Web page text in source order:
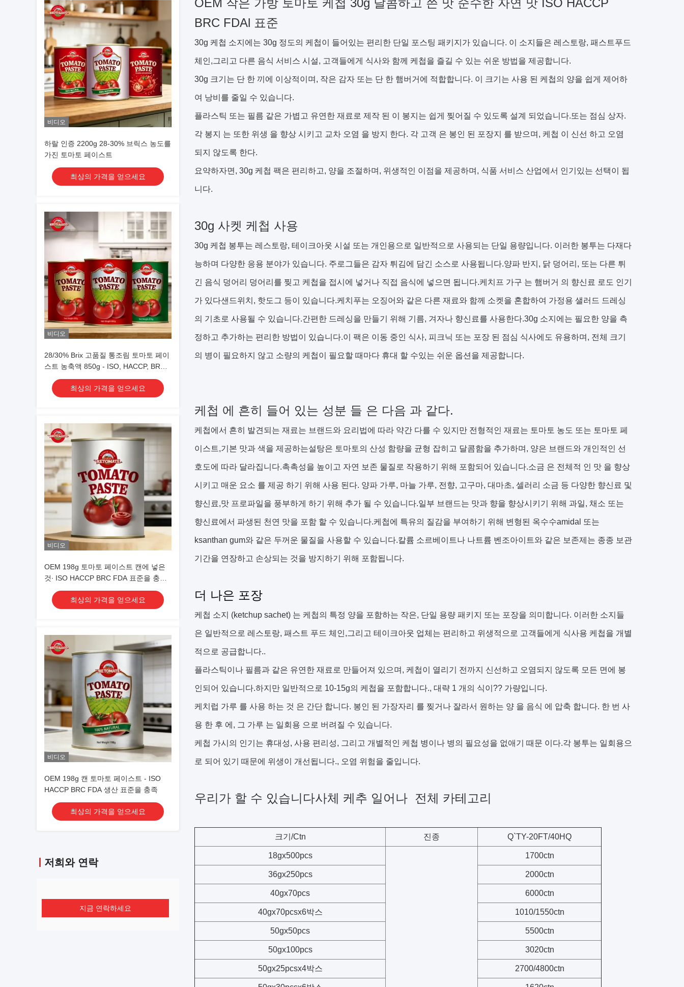
비디오
하랄 인증 2200g 28-30% 브릭스 농도를
가진 토마토 페이스트
최상의 가격을 얻으세요
비디오
28/30% Brix 고품질 통조림 토마토 페이
스트 농축액 850g - ISO, HACCP, BRC,
FDA 인증
최상의 가격을 얻으세요
비디오
OEM 198g 토마토 페이스트 캔에 넣은
것∙ ISO HACCP BRC FDA 표준을 충족
합니다
최상의 가격을 얻으세요
비디오
OEM 198g 캔 토마토 페이스트 - ISO
HACCP BRC FDA 생산 표준을 충족
최상의 가격을 얻으세요
저희와 연락
지금 연락하세요
OEM 작은 가방 토마토 케첩 30g 달콤하고 쓴 맛 순수한 자연 맛 ISO HACCP
BRC FDAl 표준
30g 케첩 소지에는 30g 정도의 케첩이 들어있는 편리한 단일 포스팅 패키지가 있습니다. 이 소지들은 레스토랑, 패스트푸드
체인,그리고 다른 음식 서비스 시설, 고객들에게 식사와 함께 케첩을 즐길 수 있는 쉬운 방법을 제공합니다.
30g 크기는 단 한 끼에 이상적이며, 작은 감자 또는 단 한 햄버거에 적합합니다. 이 크기는 사용 된 케첩의 양을 쉽게 제어하
여 낭비를 줄일 수 있습니다.
플라스틱 또는 필름 같은 가볍고 유연한 재료로 제작 된 이 봉지는 쉽게 찢어질 수 있도록 설계 되었습니다.또는 점심 상자.
각 봉지 는 또한 위생 을 향상 시키고 교차 오염 을 방지 한다. 각 고객 은 봉인 된 포장지 를 받으며, 케첩 이 신선 하고 오염
되지 않도록 한다.
요약하자면, 30g 케첩 팩은 편리하고, 양을 조절하며, 위생적인 이점을 제공하며, 식품 서비스 산업에서 인기있는 선택이 됩
니다.
30g 사켓 케첩 사용
30g 케첩 봉투는 레스토랑, 테이크아웃 시설 또는 개인용으로 일반적으로 사용되는 단일 용량입니다. 이러한 봉투는 다재다
능하며 다양한 응용 분야가 있습니다. 주로그들은 감자 튀김에 담긴 소스로 사용됩니다.양파 반지, 닭 덩어리, 또는 다른 튀
긴 음식 덩어리 덩어리를 찢고 케첩을 접시에 넣거나 직접 음식에 넣으면 됩니다.케치프 가구 는 햄버거 의 향신료 로도 인기
가 있다샌드위치, 핫도그 등이 있습니다.케치푸는 오징어와 같은 다른 재료와 함께 소켓을 혼합하여 가정용 샐러드 드레싱
의 기초로 사용될 수 있습니다.간편한 드레싱을 만들기 위해 기름, 겨자나 향신료를 사용한다.30g 소지에는 필요한 양을 측
정하고 추가하는 편리한 방법이 있습니다.이 팩은 이동 중인 식사, 피크닉 또는 포장 된 점심 식사에도 유용하며, 전체 크기
의 병이 필요하지 않고 소량의 케첩이 필요할 때마다 휴대 할 수있는 쉬운 옵션을 제공합니다.
케첩 에 흔히 들어 있는 성분 들 은 다음 과 같다.
케첩에서 흔히 발견되는 재료는 브랜드와 요리법에 따라 약간 다를 수 있지만 전형적인 재료는 토마토 농도 또는 토마토 페
이스트,기본 맛과 색을 제공하는설탕은 토마토의 산성 함량을 균형 잡히고 달콤함을 추가하며, 양은 브랜드와 개인적인 선
호도에 따라 달라집니다.촉촉성을 높이고 자연 보존 물질로 작용하기 위해 포함되어 있습니다.소금 은 전체적 인 맛 을 향상
시키고 매운 요소 를 제공 하기 위해 사용 된다. 양파 가루, 마늘 가루, 전향, 고구마, 대마초, 셀러리 소금 등 다양한 향신료 및
향신료,맛 프로파일을 풍부하게 하기 위해 추가 될 수 있습니다.일부 브랜드는 맛과 향을 향상시키기 위해 과일, 채소 또는
향신료에서 파생된 천연 맛을 포함 할 수 있습니다.케첩에 특유의 질감을 부여하기 위해 변형된 옥수수amidal 또는
ksanthan gum와 같은 두꺼운 물질을 사용할 수 있습니다.칼륨 소르베이트나 나트륨 벤조아이트와 같은 보존제는 종종 보관
기간을 연장하고 손상되는 것을 방지하기 위해 포함됩니다.
더 나은 포장
케첩 소지 (ketchup sachet) 는 케첩의 특정 양을 포함하는 작은, 단일 용량 패키지 또는 포장을 의미합니다. 이러한 소지들
은 일반적으로 레스토랑, 패스트 푸드 체인,그리고 테이크아웃 업체는 편리하고 위생적으로 고객들에게 식사용 케첩을 개별
적으로 공급합니다..
플라스틱이나 필름과 같은 유연한 재료로 만들어져 있으며, 케첩이 열리기 전까지 신선하고 오염되지 않도록 모든 면에 봉
인되어 있습니다.하지만 일반적으로 10-15g의 케첩을 포함합니다., 대략 1 개의 식이?? 가량입니다.
케치럽 가루 를 사용 하는 것 은 간단 합니다. 봉인 된 가장자리 를 찢거나 잘라서 원하는 양 을 음식 에 압축 합니다. 한 번 사
용 한 후 에, 그 가루 는 일회용 으로 버려질 수 있습니다.
케첩 가시의 인기는 휴대성, 사용 편리성, 그리고 개별적인 케첩 병이나 병의 필요성을 없애기 때문 이다.각 봉투는 일회용으
로 되어 있기 때문에 위생이 개선됩니다., 오염 위험을 줄입니다.
우리가 할 수 있습니다사체 케추 일어나 전체 카테고리
크기/Ctn 진종 Q`TY-20FT/40HQ
18gx500pcs 1700ctn
36gx250pcs 2000ctn
40gx70pcs 6000ctn
40gx70pcsx6박스 1010/1550ctn
50gx50pcs 5500ctn
50gx100pcs 3020ctn
50gx25pcsx4박스 2700/4800ctn